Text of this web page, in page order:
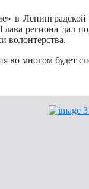
в
региона дал
волонтерства.
во многом будет